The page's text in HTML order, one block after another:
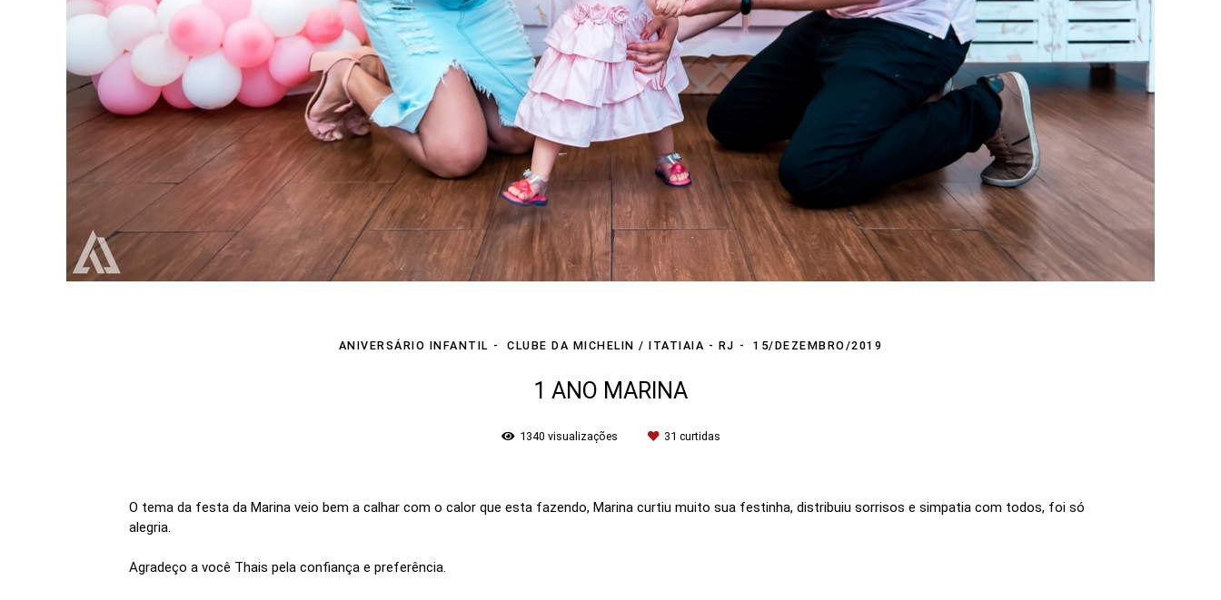
ANIVERSÁRIO INFANTIL CLUBE DA MICHELIN / ITATIAIA - RJ 15/DEZEMBRO/2019
1 ANO MARINA
1340 visualizações 31 curtidas
O tema da festa da Marina veio bem a calhar com o calor que esta fazendo, Marina curtiu muito sua festinha, distribuiu sorrisos e simpatia com todos, foi só
alegria.
Agradeço a você Thais pela confiança e preferência.